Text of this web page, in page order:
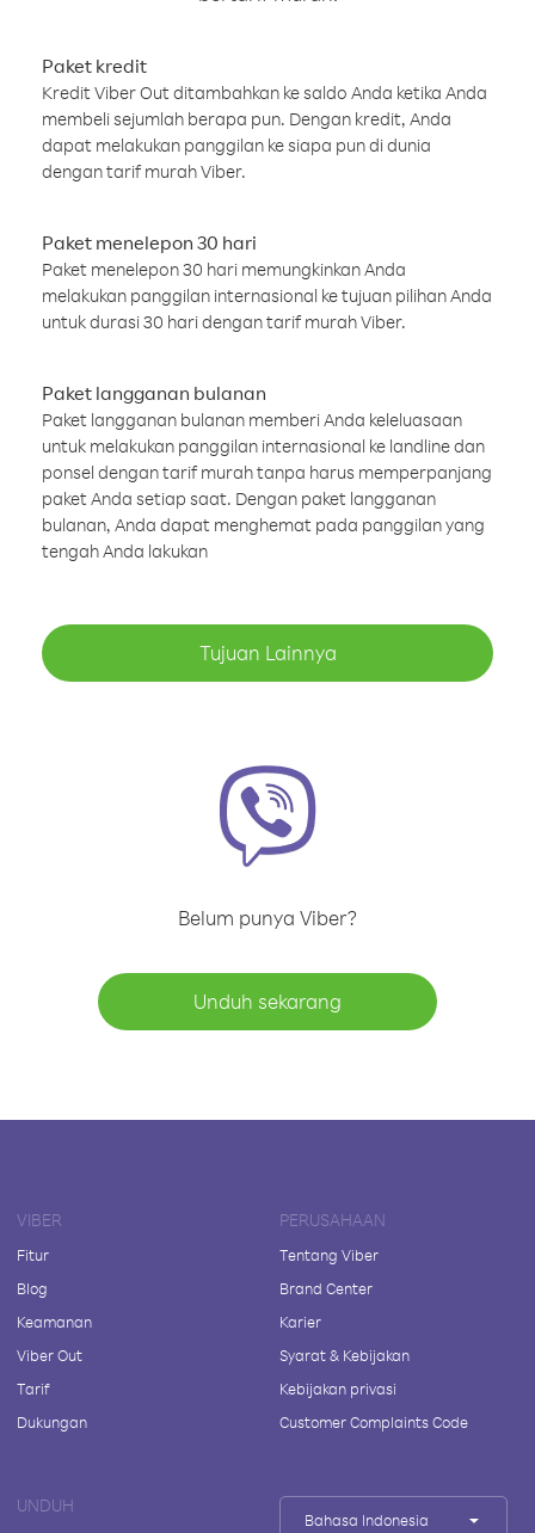
Paket kredit
Kredit Viber Out ditambahkan ke saldo Anda ketika Anda
membeli sejumlah berapa pun. Dengan kredit, Anda
dapat melakukan panggilan ke siapa pun di dunia
dengan tarif murah Viber.
Paket menelepon 30 hari
Paket menelepon 30 hari memungkinkan Anda
melakukan panggilan internasional ke tujuan pilihan Anda
untuk durasi 30 hari dengan tarif murah Viber.
Paket langganan bulanan
Paket langganan bulanan memberi Anda keleluasaan
untuk melakukan panggilan internasional ke landline dan
ponsel dengan tarif murah tanpa harus memperpanjang
paket Anda setiap saat. Dengan paket langganan
bulanan, Anda dapat menghemat pada panggilan yang
tengah Anda lakukan
Tujuan Lainnya
Belum punya Viber?
Unduh sekarang
VIBER
Fitur
Blog
Keamanan
Viber Out
Tarif
Dukungan
PERUSAHAAN
Tentang Viber
Brand Center
Karier
Syarat & Kebijakan
Kebijakan privasi
Customer Complaints Code
UNDUH
Bahasa Indonesia